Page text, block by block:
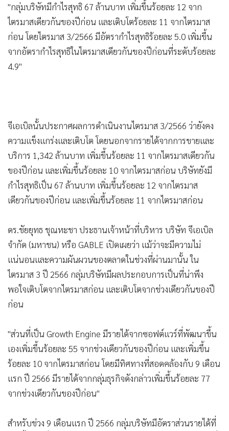
SMEs
• หุ้น
อินโดจีน
• News1
• Gotomanager
"กลุ่มบริษัทมีกำไรสุทธิ 67 ล้านบาท เพิ่มขึ้นร้อยละ 12 จาก
ไตรมาสเดียวกันของปีก่อน และเติบโตร้อยละ 11 จากไตรมาส
ก่อน โดยไตรมาส 3/2566 มีอัตรากำไรสุทธิร้อยละ 5.0 เพิ่มขึ้น
จากอัตรากำไรสุทธิในไตรมาสเดียวกันของปีก่อนที่ระดับร้อยละ
4.9"
จีเอเบิลนั้นประกาศผลการดำเนินงานไตรมาส 3/2566 ว่ายังคง
ความแข็งแกร่งและเติบโต โดยนอกจากรายได้จากการขายและ
บริการ 1,342 ล้านบาท เพิ่มขึ้นร้อยละ 11 จากไตรมาสเดียวกัน
ของปีก่อน และเพิ่มขึ้นร้อยละ 10 จากไตรมาสก่อน บริษัทยังมี
กำไรสุทธิเป็น 67 ล้านบาท เพิ่มขึ้นร้อยละ 12 จากไตรมาส
เดียวกันของปีก่อน และเพิ่มขึ้นร้อยละ 11 จากไตรมาสก่อน
ดร.ชัยยุทธ ชุณหะชา ประธานเจ้าหน้าที่บริหาร บริษัท จีเอเบิล
จำกัด (มหาชน) หรือ GABLE เปิดเผยว่า แม้ว่าจะมีความไม่
แน่นอนและความผันผวนของตลาดในช่วงที่ผ่านมานั้น ใน
ไตรมาส 3 ปี 2566 กลุ่มบริษัทมีผลประกอบการเป็นที่น่าพึง
พอใจเติบโตจากไตรมาสก่อน และเติบโตจากช่วงเดียวกันของปี
ก่อน
"ส่วนที่เป็น Growth Engine มีรายได้จากซอฟต์แวร์ที่พัฒนาขึ้น
เองเพิ่มขึ้นร้อยละ 55 จากช่วงเดียวกันของปีก่อน และเพิ่มขึ้น
ร้อยละ 10 จากไตรมาสก่อน โดยมีทิศทางที่สอดคล้องกับ 9 เดือน
แรก ปี 2566 มีรายได้จากกลุ่มธุรกิจดังกล่าวเพิ่มขึ้นร้อยละ 77
จากช่วงเดียวกันของปีก่อน"
สำหรับช่วง 9 เดือนแรก ปี 2566 กลุ่มบริษัทมีอัตราส่วนรายได้ที่